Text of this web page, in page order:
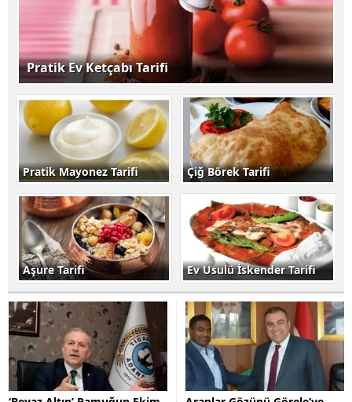
Pratik Ev Ketçabı Tarifi
Pratik Mayonez Tarifi Çiğ Börek Tarifi
Aşure Tarifi Ev Usulü İskender Tarifi